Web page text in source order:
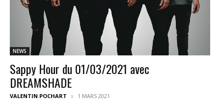
NEWS
Sappy Hour du 01/03/2021 avec
DREAMSHADE
VALENTIN POCHART 1 MARS 2021